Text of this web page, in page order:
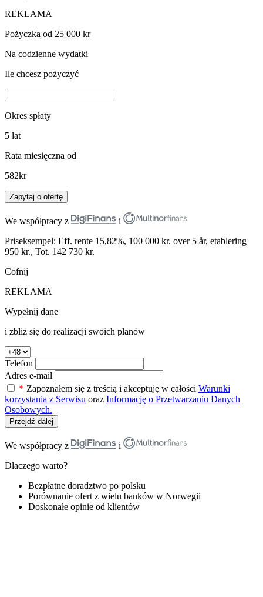
REKLAMA
Pożyczka od 25 000 kr
Na codzienne wydatki
Ile chcesz pożyczyć
Okres spłaty
5 lat
Rata miesięczna od
582kr
Zapytaj o ofertę
We współpracy z
i
Priseksempel: Eff. rente 15,82%, 100 000 kr. over 5 år, etablering
950 kr., Tot. 142 730 kr.
Cofnij
REKLAMA
Wypełnij dane
i zbliż się do realizacji swoich planów
Telefon
Adres e-mail
* Zapoznałem się z treścią i akceptuję w całości Warunki
korzystania z Serwisu oraz Informację o Przetwarzaniu Danych
Osobowych.
Przejdź dalej
We współpracy z
i
Dlaczego warto?
Bezpłatne doradztwo po polsku
Porównanie ofert z wielu banków w Norwegii
Doskonałe opinie od klientów